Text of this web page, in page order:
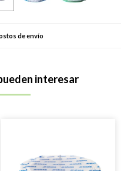
de envío
interesar